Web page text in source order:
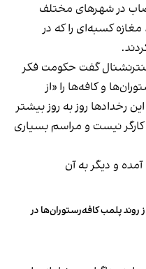
در شهرهای مختلف
مغازه کسبه‌ای را که در
گفت حکومت فکر
و کافه‌ها را «از
رخدادها روز به روز بیشتر
نیست و مراسم بسیاری
و دیگر به آن
روند پلمب کافه‌رستوران‌ها در